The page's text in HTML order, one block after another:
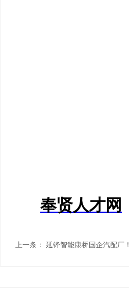
奉贤人才网
上一条： 延锋智能康桥国企汽配厂！